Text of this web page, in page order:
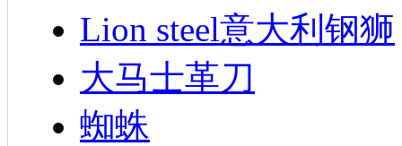
Lion steel意大利钢狮
大马士革刀
蜘蛛